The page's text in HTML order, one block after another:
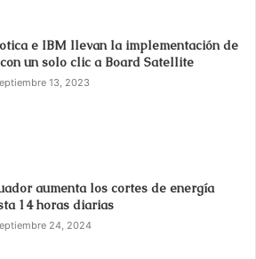
e IBM llevan la implementación de
un solo clic a Board Satellite
13, 2023
aumenta los cortes de energía
14 horas diarias
24, 2024